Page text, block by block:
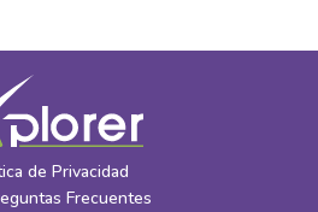
de Privacidad
Frecuentes